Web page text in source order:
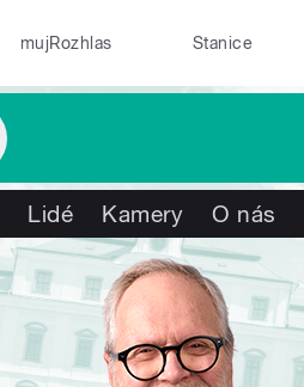
mujRozhlas Stanice
Lidé Kamery O nás